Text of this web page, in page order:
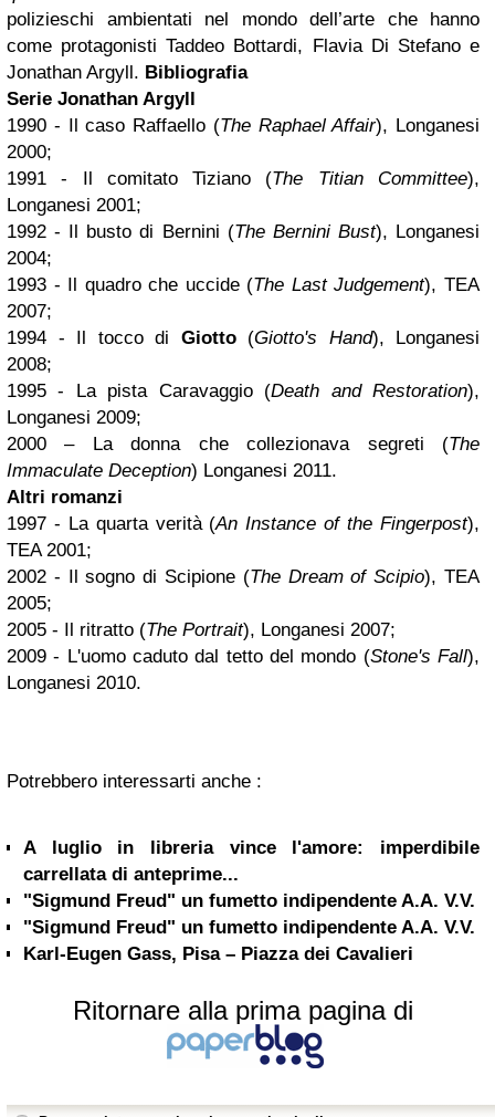
polizieschi ambientati nel mondo dell’arte che hanno
come protagonisti Taddeo Bottardi, Flavia Di Stefano e
Jonathan Argyll. Bibliografia
Serie Jonathan Argyll
1990 - Il caso Raffaello (The Raphael Affair), Longanesi
2000;
1991 - Il comitato Tiziano (The Titian Committee),
Longanesi 2001;
1992 - Il busto di Bernini (The Bernini Bust), Longanesi
2004;
1993 - Il quadro che uccide (The Last Judgement), TEA
2007;
1994 - Il tocco di Giotto(Giotto's Hand), Longanesi
2008;
1995 - La pista Caravaggio (Death and Restoration),
Longanesi 2009;
2000 – La donna che collezionava segreti (The
Immaculate Deception) Longanesi 2011.
Altri romanzi
1997 - La quarta verità (An Instance of the Fingerpost),
TEA 2001;
2002 - Il sogno di Scipione (The Dream of Scipio), TEA
2005;
2005 - Il ritratto (The Portrait), Longanesi 2007;
2009 - L'uomo caduto dal tetto del mondo (Stone's Fall),
Longanesi 2010.
Potrebbero interessarti anche :
A luglio in libreria vince l'amore: imperdibile
carrellata di anteprime...
"Sigmund Freud" un fumetto indipendente A.A. V.V.
"Sigmund Freud" un fumetto indipendente A.A. V.V.
Karl-Eugen Gass, Pisa – Piazza dei Cavalieri
Ritornare alla prima pagina di